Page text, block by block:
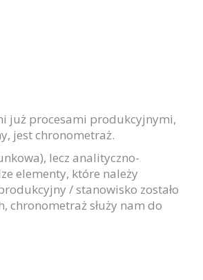
już procesami produkcyjnymi,
jest chronometraż.
lecz analityczno-
elementy, które należy
/ stanowisko zostało
chronometraż służy nam do